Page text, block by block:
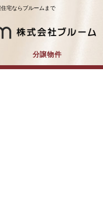
宅ならブルームまで
分譲物件